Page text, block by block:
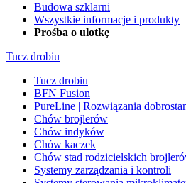
Budowa szklarni
Wszystkie informacje i produkty
Prośba o ulotkę
Tucz drobiu
Tucz drobiu
BFN Fusion
PureLine | Rozwiązania
Chów brojlerów
Chów indyków
Chów kaczek
Chów stad rodzicielskich
Systemy zarządzania i kontroli